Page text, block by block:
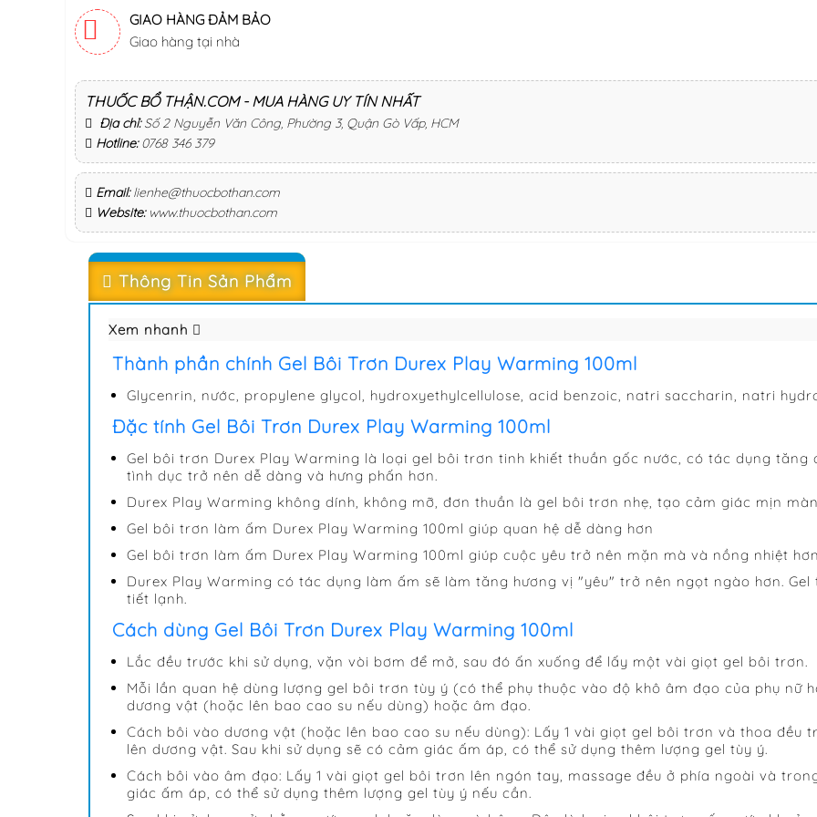
GIAO HÀNG ĐẢM BẢO
Giao hàng tại nhà
THUỐC BỔ THẬN.COM - MUA HÀNG UY TÍN NHẤT
Địa chỉ:Số 2 Nguyễn Văn Công, Phường 3, Quận Gò Vấp, HCM
Hotline:0768 346 379
Email:lienhe@thuocbothan.com
Website:www.thuocbothan.com
Thông Tin Sản Phẩm
Xem nhanh
Thành phần chính Gel Bôi Trơn Durex Play Warming 100ml
Glycenrin, nước, propylene glycol, hydroxyethylcellulose, acid benzoic, natri saccharin, natri
Đặc tính Gel Bôi Trơn Durex Play Warming 100ml
Gel bôi trơn Durex Play Warming là loại gel bôi trơn tinh khiết thuần gốc nước, có tác dụng tăng
tình dục trở nên dễ dàng và hưng phấn hơn.
Durex Play Warming không dính, không mỡ, đơn thuần là gel bôi trơn nhẹ, tạo cảm giác mịn
Gel bôi trơn làm ấm Durex Play Warming 100ml giúp quan hệ dễ dàng hơn
Gel bôi trơn làm ấm Durex Play Warming 100ml giúp cuộc yêu trở nên mặn mà và nồng nhiệt
Durex Play Warming có tác dụng làm ấm sẽ làm tăng hương vị "yêu" trở nên ngọt ngào hơn.
tiết lạnh.
Cách dùng Gel Bôi Trơn Durex Play Warming 100ml
Lắc đều trước khi sử dụng, vặn vòi bơm để mở, sau đó ấn xuống để lấy một vài giọt gel bôi trơn.
Mỗi lần quan hệ dùng lượng gel bôi trơn tùy ý (có thể phụ thuộc vào độ khô âm đạo của phụ nữ
dương vật (hoặc lên bao cao su nếu dùng) hoặc âm đạo.
Cách bôi vào dương vật (hoặc lên bao cao su nếu dùng): Lấy 1 vài giọt gel bôi trơn và thoa đều
lên dương vật. Sau khi sử dụng sẽ có cảm giác ấm áp, có thể sử dụng thêm lượng gel tùy ý.
Cách bôi vào âm đạo: Lấy 1 vài giọt gel bôi trơn lên ngón tay, massage đều ở phía ngoài và
giác ấm áp, có thể sử dụng thêm lượng gel tùy ý nếu cần.